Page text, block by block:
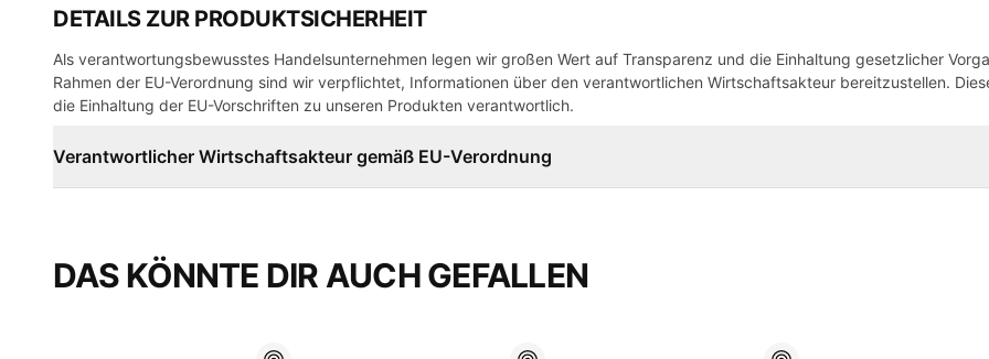
DETAILS ZUR PRODUKTSICHERHEIT
Als verantwortungsbewusstes Handelsunternehmen legen wir großen Wert auf Transparenz und die Einhaltung gesetzlicher
Rahmen der EU-Verordnung sind wir verpflichtet, Informationen über den verantwortlichen Wirtschaftsakteur bereitzustellen.
die Einhaltung der EU-Vorschriften zu unseren Produkten verantwortlich.
Verantwortlicher Wirtschaftsakteur gemäß EU-Verordnung
DAS KÖNNTE DIR AUCH GEFALLEN